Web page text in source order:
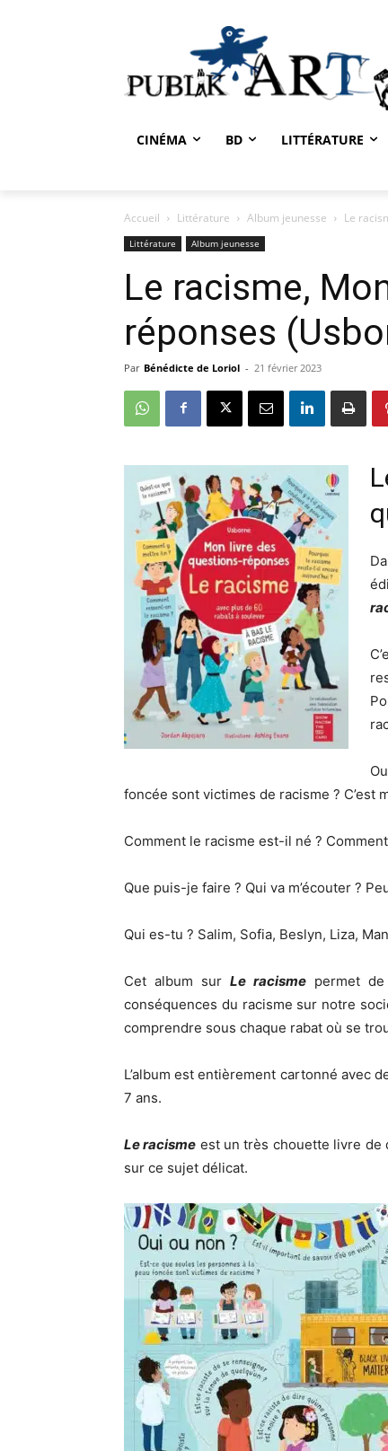
CINÉMA BD LITTÉRATURE
Accueil Littérature Album jeunesse Le
Littérature Album jeunesse
Le racisme,
réponses
Par Bénédicte de Loriol - 21 février 2023
foncée sont victimes de racisme ? C’est
Comment le racisme est-il né ?
Que puis-je faire ? Qui va m’écouter ?
Qui es-tu ? Salim, Sofia, Beslyn, Liza,
Cet album surLe racisme permet
conséquences du racisme sur notre
comprendre sous chaque rabat où se
L’album est entièrement cartonné avec
7 ans.
Le racisme est un très chouette livre de
sur ce sujet délicat.